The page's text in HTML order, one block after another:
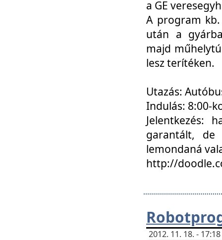
a GE
A program
után a
majd
lesz terítéken.
Utazás:
Indulás: 8:00-
Jelentkezés:
garantált, de
lemondaná
http://
2012. 11. 18. -